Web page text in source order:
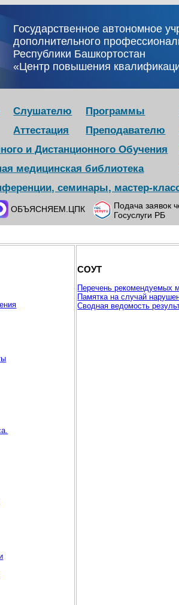
Государственное автономное
дополнительного
Республики Башкортостан
«Центр повышения
Слушателю Программы
Аттестация Преподавателю
и Дистанционного Обучения
медицинская библиотека
семинары, мастер-
ОБЪЯСНЯЕМ.ЦПК
Подача заявок
Госуслуги РБ
СОУТ
Перечень рекомендуемых
Памятка на случай
Сводная ведомость